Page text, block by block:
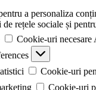
a personaliza
rețele sociale și
Cookie-uri necesare
Cookie-uri
Cookie-uri